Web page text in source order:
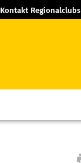
Kontakt Regionalclubs